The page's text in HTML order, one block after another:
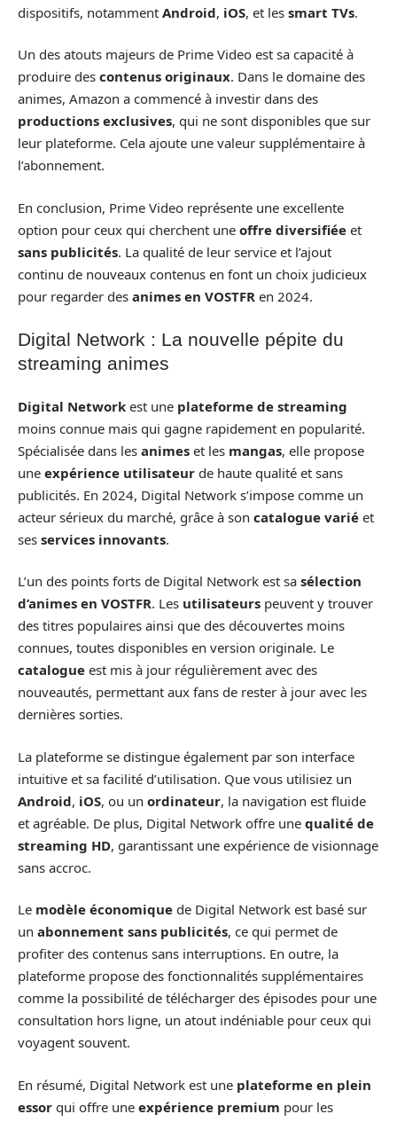
dispositifs, notamment Android, iOS, et les smart TVs.
Un des atouts majeurs de Prime Video est sa capacité à
produire des contenus originaux. Dans le domaine des
animes, Amazon a commencé à investir dans des
productions exclusives, qui ne sont disponibles que sur
leur plateforme. Cela ajoute une valeur supplémentaire à
l’abonnement.
En conclusion, Prime Video représente une excellente
option pour ceux qui cherchent une offre diversifiée et
sans publicités. La qualité de leur service et l’ajout
continu de nouveaux contenus en font un choix judicieux
pour regarder des animes en VOSTFR en 2024.
Digital Network : La nouvelle pépite du
streaming animes
Digital Network est une plateforme de streaming
moins connue mais qui gagne rapidement en popularité.
Spécialisée dans les animes et les mangas, elle propose
une expérience utilisateur de haute qualité et sans
publicités. En 2024, Digital Network s’impose comme un
acteur sérieux du marché, grâce à son catalogue varié et
ses services innovants.
L’un des points forts de Digital Network est sa sélection
d’animes en VOSTFR. Les utilisateurs peuvent y trouver
des titres populaires ainsi que des découvertes moins
connues, toutes disponibles en version originale. Le
catalogue est mis à jour régulièrement avec des
nouveautés, permettant aux fans de rester à jour avec les
dernières sorties.
La plateforme se distingue également par son interface
intuitive et sa facilité d’utilisation. Que vous utilisiez un
Android, iOS, ou un ordinateur, la navigation est fluide
et agréable. De plus, Digital Network offre une qualité de
streaming HD, garantissant une expérience de visionnage
sans accroc.
Le modèle économique de Digital Network est basé sur
un abonnement sans publicités, ce qui permet de
profiter des contenus sans interruptions. En outre, la
plateforme propose des fonctionnalités supplémentaires
comme la possibilité de télécharger des épisodes pour une
consultation hors ligne, un atout indéniable pour ceux qui
voyagent souvent.
En résumé, Digital Network est une plateforme en plein
essor qui offre une expérience premium pour les